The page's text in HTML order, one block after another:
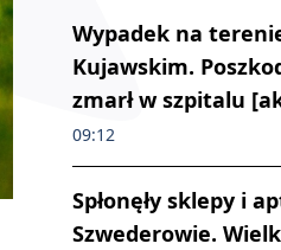
Wypadek na
Kujawskim.
zmarł w szpitalu
09:12
Spłonęły sklepy i
Szwederowie.